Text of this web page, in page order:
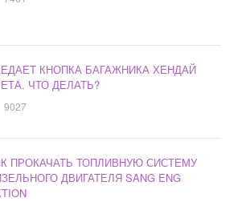
КНОПКА БАГАЖНИКА ХЕНДАЙ
ЧТО ДЕЛАТЬ?
9027
ПРОКАЧАТЬ ТОПЛИВНУЮ СИСТЕМУ
ДВИГАТЕЛЯ SANG ENG